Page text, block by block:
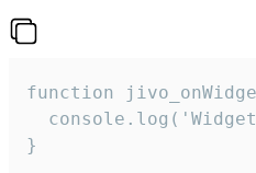
function
}